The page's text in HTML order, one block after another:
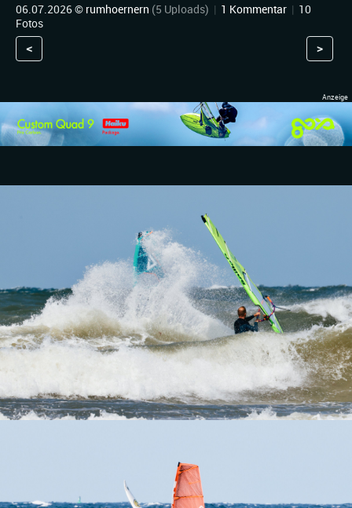
06.07.2026 © rumhoernern (5 Uploads) | 1 Kommentar | 10
Fotos
< >